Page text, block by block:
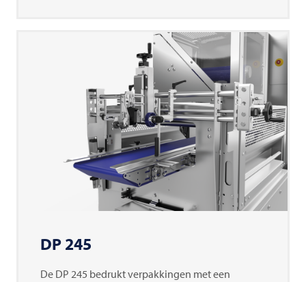
DP 245
De DP 245 bedrukt verpakkingen met een